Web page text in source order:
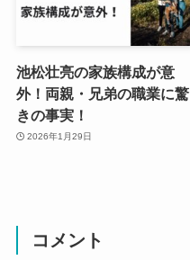
池松壮亮の家族構成が意
外！両親・兄弟の職業に驚
きの事実！
2026年1月29日
コメント